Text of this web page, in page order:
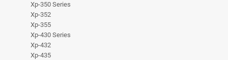
Xp-350 Series
Xp-352
Xp-355
Xp-430 Series
Xp-432
Xp-435